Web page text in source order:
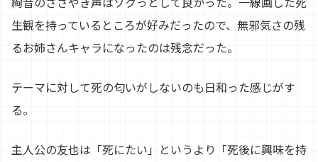
生観を持っているところが好みだったので、無邪気さの残
るお姉さんキャラになったのは残念だった。
テーマに対して死の匂いがしないのも日和った感じがす
る。
主人公の友也は「死にたい」というより「死後に興味を持